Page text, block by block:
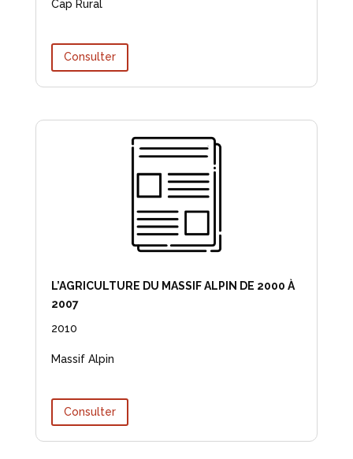
Cap Rural
Consulter
L’AGRICULTURE DU MASSIF ALPIN DE 2000 À
2007
2010
Massif Alpin
Consulter